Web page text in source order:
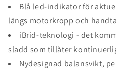
Blå led-indikator för
längs motorkropp och
iBrid-teknologi - det
sladd som tillåter
Nydesignad balansvikt,